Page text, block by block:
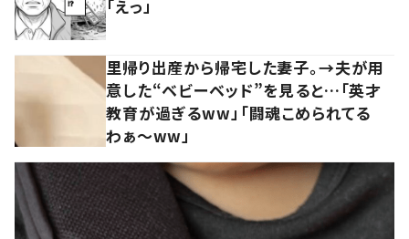
「えっ」
里帰り出産から帰宅した妻子。→夫が用
意した“ベビーベッド”を見ると…「英才
教育が過ぎるww」「闘魂こめられてる
わぁ～ww」